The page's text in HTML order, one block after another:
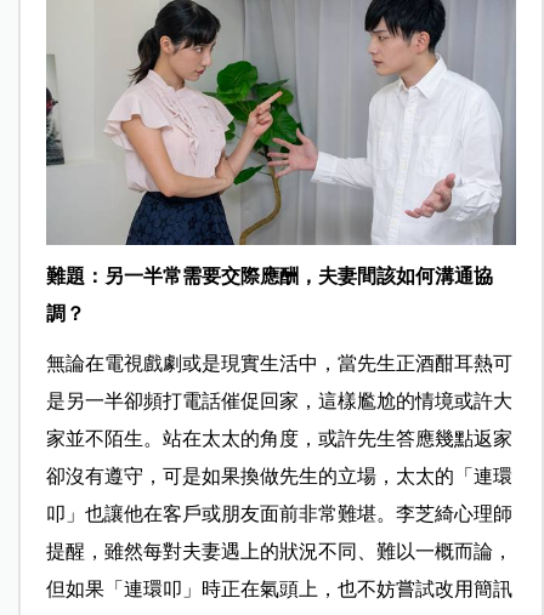
難題：另一半常需要交際應酬，夫妻間該如何溝通協
調？
無論在電視戲劇或是現實生活中，當先生正酒酣耳熱可
是另一半卻頻打電話催促回家，這樣尷尬的情境或許大
家並不陌生。站在太太的角度，或許先生答應幾點返家
卻沒有遵守，可是如果換做先生的立場，太太的「連環
叩」也讓他在客戶或朋友面前非常難堪。李芝綺心理師
提醒，雖然每對夫妻遇上的狀況不同、難以一概而論，
但如果「連環叩」時正在氣頭上，也不妨嘗試改用簡訊